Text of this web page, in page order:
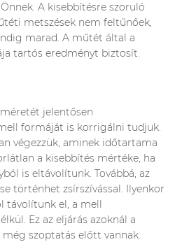
A kisebbítésre szoruló
metszések nem feltűnőek,
marad. A műtét által a
tartós eredményt biztosít.
jelentősen
formáját is korrigálni tudjuk.
végezzük, aminek időtartama
a kisebbítés mértéke, ha
is eltávolítunk. Továbbá, az
történhet zsírszívással. Ilyenkor
távolítunk el, a mell
Ez az eljárás azoknál a
szoptatás előtt vannak.